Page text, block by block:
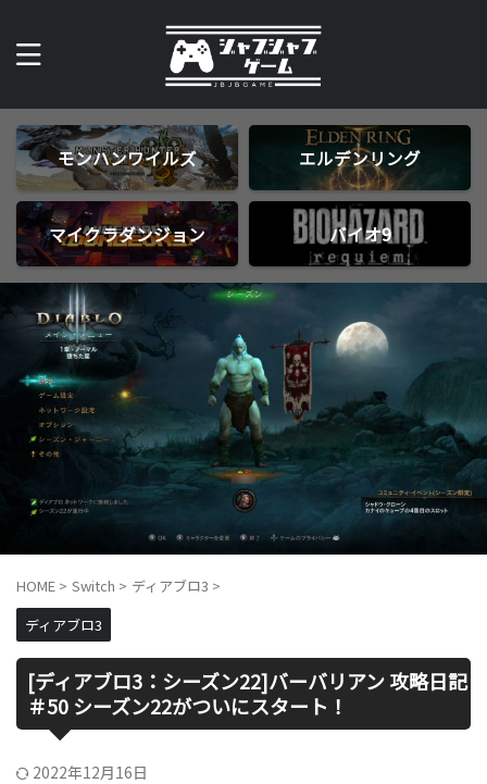
モンハンワイルズ エルデンリング
マイクラダンジョン バイオ9
HOME > Switch > ディアブロ3 >
ディアブロ3
[ディアブロ3：シーズン22]バーバリアン 攻略日記
＃50 シーズン22がついにスタート！
2022年12月16日